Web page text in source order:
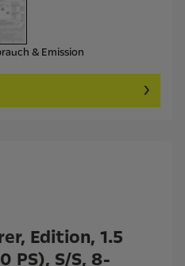
& Emission
Edition, 1.5
PS), S/S, 8-